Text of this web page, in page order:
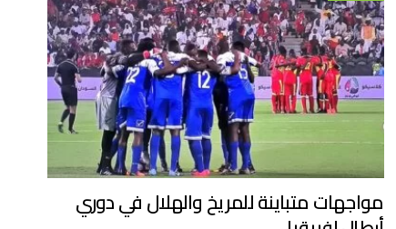
مواجهات متباينة للمريخ والهلال في دوري